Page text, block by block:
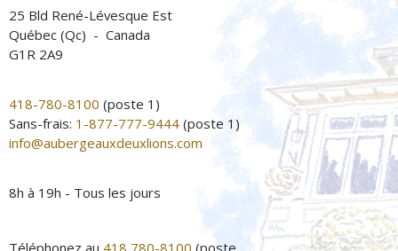
25 Bld René-Lévesque Est
Québec (Qc) - Canada
G1R 2A9
418-780-8100 (poste 1)
Sans-frais: 1-877-777-9444 (poste 1)
info@aubergeauxdeuxlions.com
8h à 19h - Tous les jours